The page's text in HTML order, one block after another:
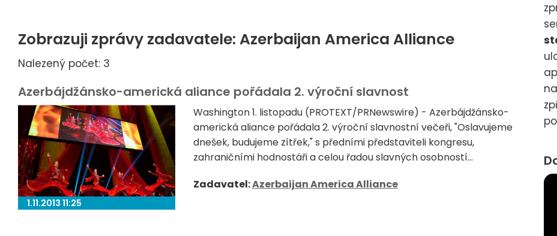
Zobrazuji zprávy zadavatele: Azerbaijan America Alliance
Nalezený počet: 3
Azerbájdžánsko-americká aliance pořádala 2. výroční slavnost
1.11.2013 11:25
Washington 1. listopadu (PROTEXT/PRNewswire) - Azerbájdžánsko-
americká aliance pořádala 2. výroční slavnostní večeři, "Oslavujeme
dnešek, budujeme zítřek," s předními představiteli kongresu,
zahraničními hodnostáři a celou řadou slavných osobností...
Zadavatel:Azerbaijan America Alliance